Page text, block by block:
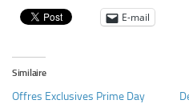
E-mail
Similaire
Offres Exclusives Prime Day